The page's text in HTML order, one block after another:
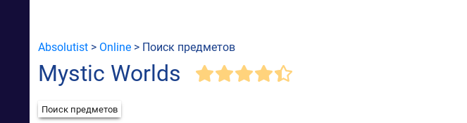
Absolutist > Online > Поиск предметов
Mystic Worlds
Поиск предметов